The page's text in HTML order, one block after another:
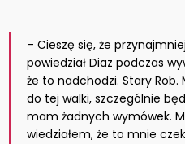
– Cieszę się, że
powiedział Diaz podczas
że to nadchodzi. Stary
do tej walki, szczególnie
mam żadnych wymówek.
wiedziałem, że to mnie